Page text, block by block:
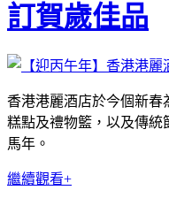
訂賀歲佳品
香港港麗酒店於今個新春
糕點及禮物籃，以及傳統
馬年。
繼續觀看+